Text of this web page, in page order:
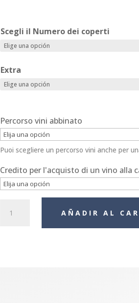
Scegli il Numero dei coperti
Extra
Percorso vini abbinato
Puoi scegliere un percorso vini anche per
Credito per l'acquisto di un vino alla
Test
AÑADIR AL